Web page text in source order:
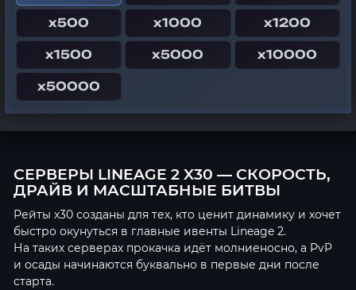
x500 x1000 x1200
x1500 x5000 x10000
x50000
СЕРВЕРЫ LINEAGE 2 X30 — СКОРОСТЬ,
ДРАЙВ И МАСШТАБНЫЕ БИТВЫ
Рейты x30 созданы для тех, кто ценит динамику и хочет
быстро окунуться в главные ивенты Lineage 2.
На таких серверах прокачка идёт молниеносно, а PvP
и осады начинаются буквально в первые дни после
старта.